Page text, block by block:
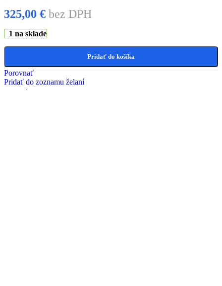
325,00 € bez DPH
1 na sklade
Pridať do košíka
Porovnať
Pridať do zoznamu želaní